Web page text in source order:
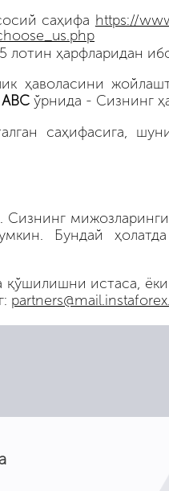
саҳифа https://
лотин ҳарфларидан
ҳаволасини
АВС ўрнида - Сизнинг
саҳифасига,
Бундай
истаса,